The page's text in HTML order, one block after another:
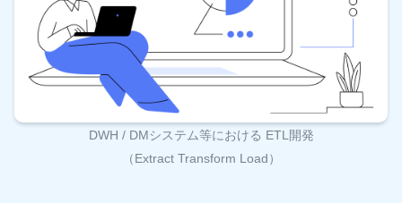
DWH / DMシステム等における ETL開発
（Extract Transform Load）